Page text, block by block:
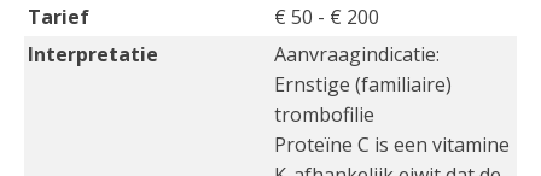
Tarief
€ 50 - € 200
Interpretatie
Aanvraagindicatie:
Ernstige (familiaire)
trombofilie
Proteïne C is een vitamine